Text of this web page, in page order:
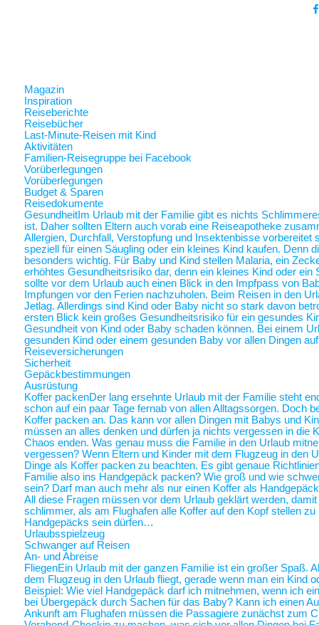
Magazin
Inspiration
Reiseberichte
Reisebücher
Last-Minute-Reisen mit Kind
Aktivitäten
Familien-Reisegruppe bei Facebook
Vorüberlegungen
Vorüberlegungen
Budget & Sparen
Reisedokumente
Gesundheit Im Urlaub mit der Familie gibt es nichts
ist. Daher sollten Eltern auch vorab eine Reiseapotheke
Allergien, Durchfall, Verstopfung und Insektenbisse
speziell für einen Säugling oder ein kleines Kind kaufen. Denn
besonders wichtig. Für Baby und Kind stellen Malaria, ein
erhöhtes Gesundheitsrisiko dar, denn ein kleines Kind oder
sollte vor dem Urlaub auch einen Blick in den Impfpass von
Impfungen vor den Ferien nachzuholen. Beim Reisen in den
Jetlag. Allerdings sind Kind oder Baby nicht so stark davon
ersten Blick kein großes Gesundheitsrisiko für ein gesundes
Gesundheit von Kind oder Baby schaden können. Bei einem
gesunden Kind oder einem gesunden Baby vor allen Dingen
Reiseversicherungen
Sicherheit
Gepäckbestimmungen
Ausrüstung
Koffer packenDer lang ersehnte Urlaub mit der Familie steht
schon auf ein paar Tage fernab von allen Alltagssorgen. Doch
Koffer packen an. Das kann vor allen Dingen mit Babys und
müssen an alles denken und dürfen ja nichts vergessen in die
Chaos enden. Was genau muss die Familie in den Urlaub
vergessen? Wenn Eltern und Kinder mit dem Flugzeug in den
Dinge als Koffer packen zu beachten. Es gibt genaue
Familie also ins Handgepäck packen? Wie groß und wie
sein? Darf man auch mehr als nur einen Koffer als
All diese Fragen müssen vor dem Urlaub geklärt werden,
schlimmer, als am Flughafen alle Koffer auf den Kopf stellen
Handgepäcks sein dürfen…
Urlaubsspielzeug
Schwanger auf Reisen
An- und Abreise
FliegenEin Urlaub mit der ganzen Familie ist ein großer Spaß.
dem Flugzeug in den Urlaub fliegt, gerade wenn man ein Kind
Beispiel: Wie viel Handgepäck darf ich mitnehmen, wenn ich
bei Übergepäck durch Sachen für das Baby? Kann ich einen
Ankunft am Flughafen müssen die Passagiere zunächst zum